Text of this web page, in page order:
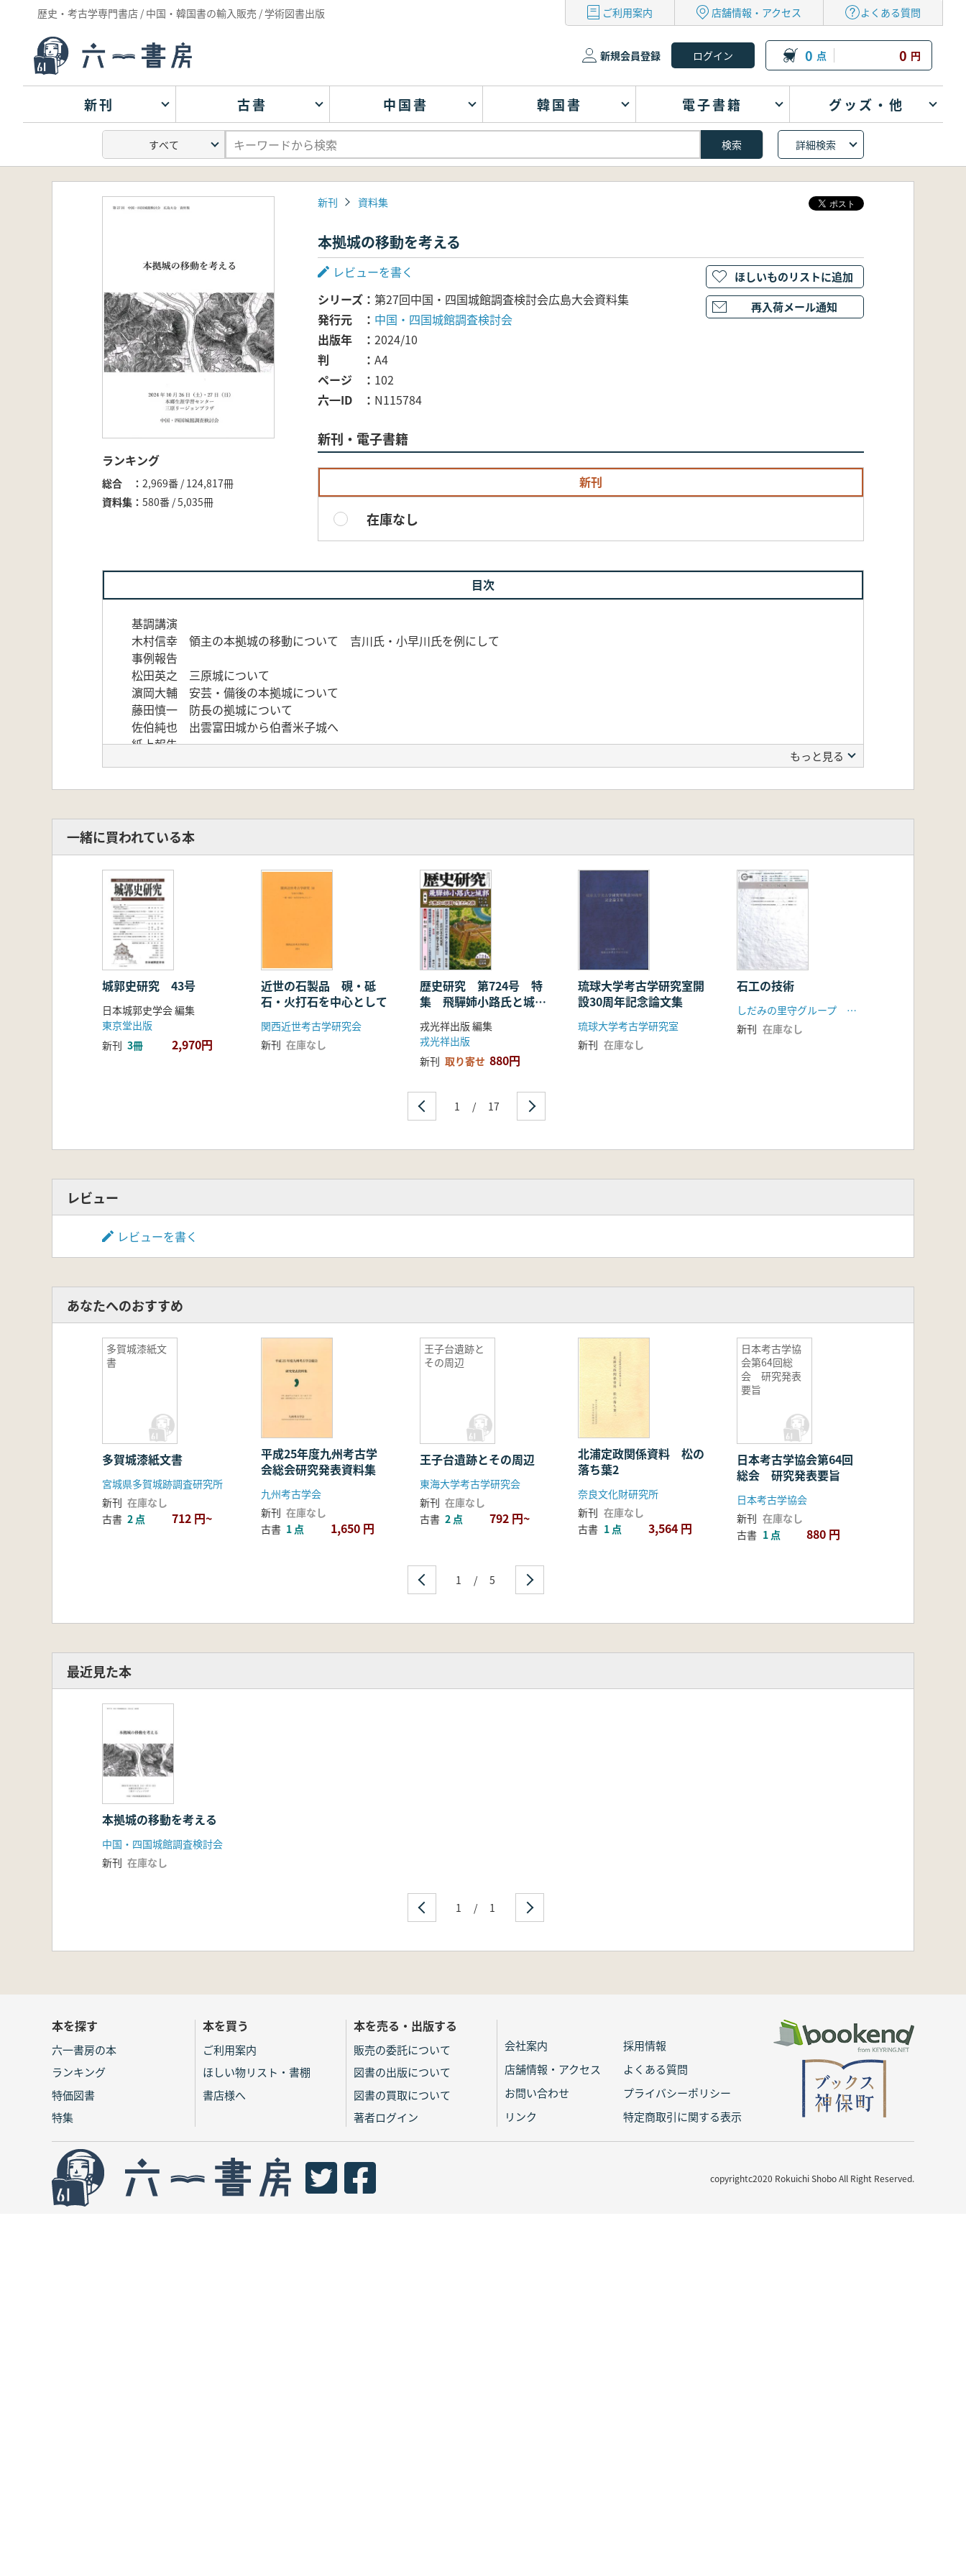
歴史・考古学専門書店 / 中国・韓国書の輸入販売 / 学術図書出版 ご利用案内 店舗情報・アクセス よくある質問
新規会員登録 0 点 0 円
新刊 古書 中国書 韓国書 電子書籍 グッズ・他
詳細検索
ランキング
総合
2,969番 / 124,817冊
資料集
580番 / 5,035冊
新刊 資料集
本拠城の移動を考える
レビューを書く
シリーズ
第27回中国・四国城館調査検討会広島大会資料集
発行元
中国・四国城館調査検討会
出版年
2024/10
判
A4
ページ
102
六一ID
N115784
新刊・電子書籍
新刊
在庫なし
ほしいものリストに追加
再入荷メール通知
目次
基調講演
木村信幸 領主の本拠城の移動について 吉川氏・小早川氏を例にして
事例報告
松田英之 三原城について
濵岡大輔 安芸・備後の本拠城について
藤田慎一 防長の拠城について
佐伯純也 出雲富田城から伯耆米子城へ
紙上報告
本拠城変遷表
兵庫県の動向 山上雅弘・金松誠・堀寛之
鳥取県の動向 大川康広
岡山県の動向 三浦孝章
広島県の動向 濵岡大輔
山口県の動向 増野晋次
徳島県の動向 藤川 大
香川県の動向 伊東涼太
愛媛県の動向 廣瀬岳志
高知県の動向 吉成承三
大分県の動向 五十川雄也
もっと見る
一緒に買われている本
城郭史研究 43号
日本城郭史学会 編集
東京堂出版
新刊 3冊 2,970円
近世の石製品 硯・砥
石・火打石を中心として
関西近世考古学研究会
新刊 在庫なし
歴史研究 第724号 特
集 飛驒姉小路氏と城
郭 ―大勢力の狭間で生
きた名族
戎光祥出版 編集
戎光祥出版
新刊 取り寄せ 880円
琉球大学考古学研究室開
設30周年記念論文集
琉球大学考古学研究室
新刊 在庫なし
石工の技術
しだみの里守グループ 東海古墳時代研究会
新刊 在庫なし
1 / 17
レビュー
レビューを書く
あなたへのおすすめ
多賀城漆紙文
書
多賀城漆紙文書
宮城県多賀城跡調査研究所
新刊 在庫なし
古書 2 点 712 円~
平成25年度九州考古学
会総会研究発表資料集
九州考古学会
新刊 在庫なし
古書 1 点 1,650 円
王子台遺跡と
その周辺
王子台遺跡とその周辺
東海大学考古学研究会
新刊 在庫なし
古書 2 点 792 円~
北浦定政関係資料 松の
落ち葉2
奈良文化財研究所
新刊 在庫なし
古書 1 点 3,564 円
日本考古学協
会第64回総
会 研究発表
要旨
日本考古学協会第64回
総会 研究発表要旨
日本考古学協会
新刊 在庫なし
古書 1 点 880 円
1 / 5
最近見た本
本拠城の移動を考える
中国・四国城館調査検討会
新刊 在庫なし
1 / 1
本を探す
六一書房の本
ランキング
特価図書
特集
本を買う
ご利用案内
ほしい物リスト・書棚
書店様へ
本を売る・出版する
販売の委託について
図書の出版について
図書の買取について
著者ログイン
会社案内
採用情報
店舗情報・アクセス
よくある質問
お問い合わせ
プライバシーポリシー
リンク
特定商取引に関する表示
copyrightc2020 Rokuichi Shobo All Right Reserved.